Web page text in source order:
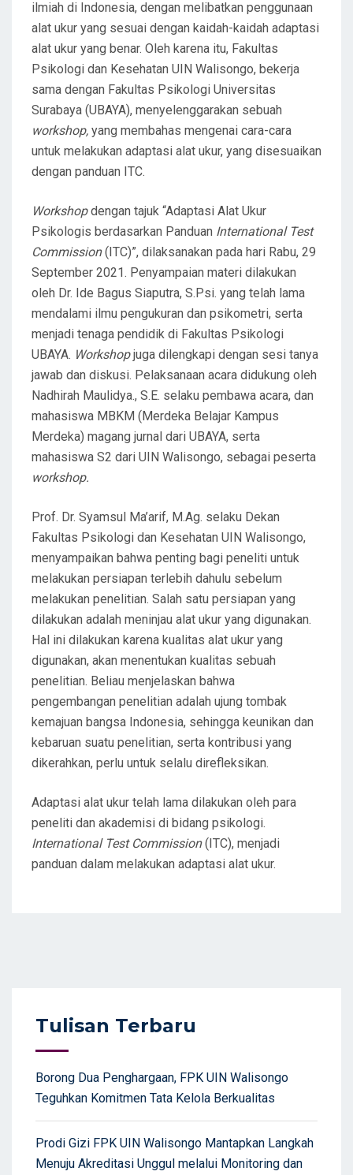
ilmiah di Indonesia, dengan melibatkan penggunaan
alat ukur yang sesuai dengan kaidah-kaidah adaptasi
alat ukur yang benar. Oleh karena itu, Fakultas
Psikologi dan Kesehatan UIN Walisongo, bekerja
sama dengan Fakultas Psikologi Universitas
Surabaya (UBAYA), menyelenggarakan sebuah
workshop, yang membahas mengenai cara-cara
untuk melakukan adaptasi alat ukur, yang disesuaikan
dengan panduan ITC.
Workshopdengan tajuk “Adaptasi Alat Ukur
Psikologis berdasarkan Panduan International Test
Commission(ITC)”, dilaksanakan pada hari Rabu, 29
September 2021. Penyampaian materi dilakukan
oleh Dr. Ide Bagus Siaputra, S.Psi. yang telah lama
mendalami ilmu pengukuran dan psikometri, serta
menjadi tenaga pendidik di Fakultas Psikologi
UBAYA. Workshopjuga dilengkapi dengan sesi tanya
jawab dan diskusi. Pelaksanaan acara didukung oleh
Nadhirah Maulidya., S.E. selaku pembawa acara, dan
mahasiswa MBKM (Merdeka Belajar Kampus
Merdeka) magang jurnal dari UBAYA, serta
mahasiswa S2 dari UIN Walisongo, sebagai peserta
workshop.
Prof. Dr. Syamsul Ma’arif, M.Ag. selaku Dekan
Fakultas Psikologi dan Kesehatan UIN Walisongo,
menyampaikan bahwa penting bagi peneliti untuk
melakukan persiapan terlebih dahulu sebelum
melakukan penelitian. Salah satu persiapan yang
dilakukan adalah meninjau alat ukur yang digunakan.
Hal ini dilakukan karena kualitas alat ukur yang
digunakan, akan menentukan kualitas sebuah
penelitian. Beliau menjelaskan bahwa
pengembangan penelitian adalah ujung tombak
kemajuan bangsa Indonesia, sehingga keunikan dan
kebaruan suatu penelitian, serta kontribusi yang
dikerahkan, perlu untuk selalu direfleksikan.
Adaptasi alat ukur telah lama dilakukan oleh para
peneliti dan akademisi di bidang psikologi.
International Test Commission(ITC), menjadi
panduan dalam melakukan adaptasi alat ukur.
Tulisan Terbaru
Borong Dua Penghargaan, FPK UIN Walisongo
Teguhkan Komitmen Tata Kelola Berkualitas
Prodi Gizi FPK UIN Walisongo Mantapkan Langkah
Menuju Akreditasi Unggul melalui Monitoring dan